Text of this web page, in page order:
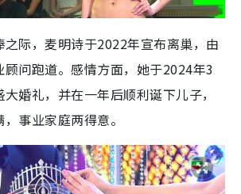
之际，麦明诗于2022年宣布离巢，由
顾问跑道。感情方面，她于2024年3
婚礼，并在一年后顺利诞下儿子，
事业家庭两得意。